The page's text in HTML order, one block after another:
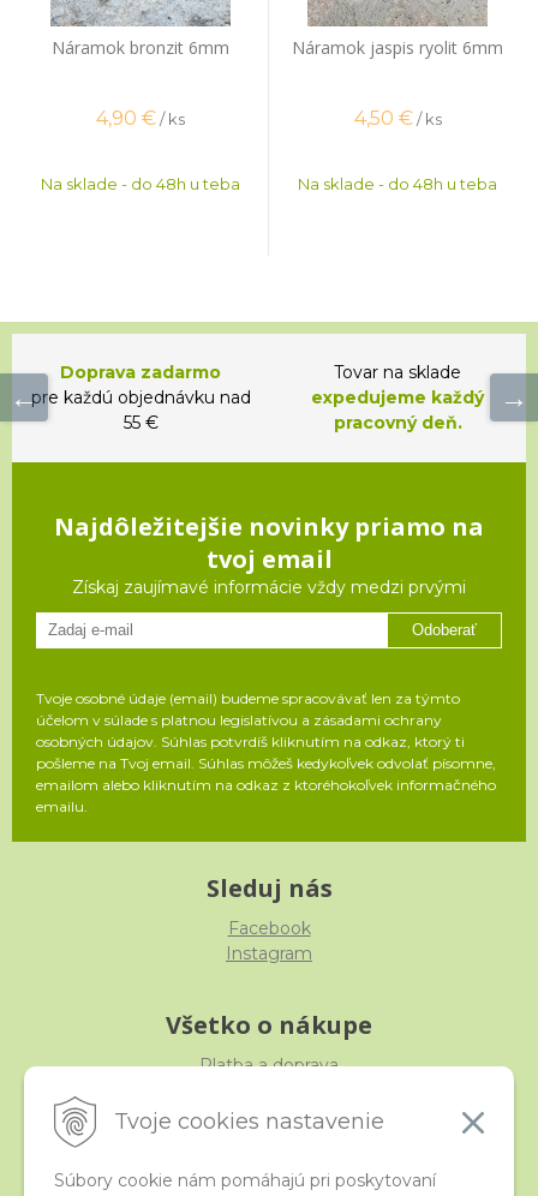
Tvoje cookies nastavenie
Súbory cookie nám pomáhajú pri poskytovaní
Náramok bronzit 6mm
4,90 € / ks
Na sklade - do 48h u teba
Náramok jaspis ryolit 6mm
4,50 € / ks
Na sklade - do 48h u teba
Doprava zadarmo
pre každú objednávku nad
55 €
Tovar na sklade
expedujeme každý
pracovný deň.
Najdôležitejšie novinky priamo na
tvoj email
Získaj zaujímavé informácie vždy medzi prvými
Odoberať
Tvoje osobné údaje (email) budeme spracovávať len za týmto
účelom v súlade s platnou legislatívou a zásadami ochrany
osobných údajov. Súhlas potvrdíš kliknutím na odkaz, ktorý ti
pošleme na Tvoj email. Súhlas môžeš kedykoľvek odvolať písomne,
emailom alebo kliknutím na odkaz z ktoréhokoľvek informačného
emailu.
Sleduj nás
Facebook
Instagram
Všetko o nákupe
Platba a doprava
Obchodné podmienky